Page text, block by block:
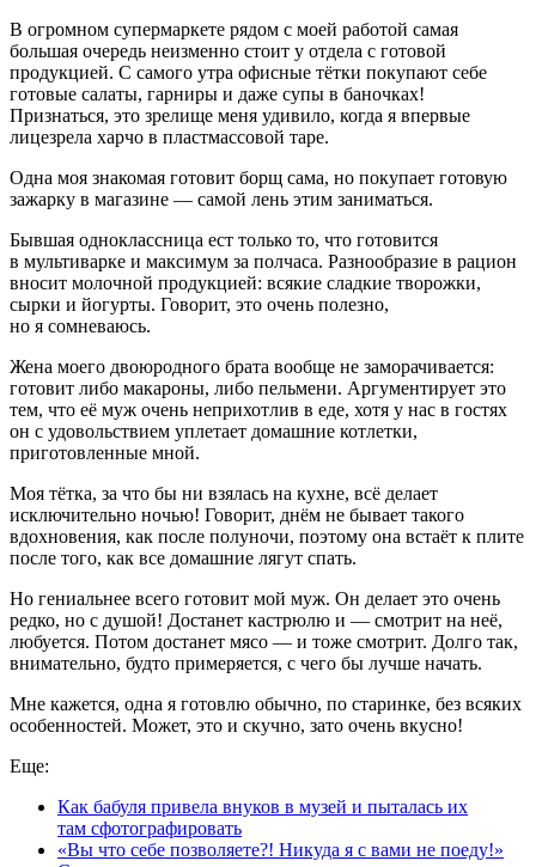
В огромном супермаркете рядом с моей работой самая
большая очередь неизменно стоит у отдела с готовой
продукцией. С самого утра офисные тётки покупают себе
готовые салаты, гарниры и даже супы в баночках!
Признаться, это зрелище меня удивило, когда я впервые
лицезрела харчо в пластмассовой таре.
Одна моя знакомая готовит борщ сама, но покупает готовую
зажарку в магазине — самой лень этим заниматься.
Бывшая одноклассница ест только то, что готовится
в мультиварке и максимум за полчаса. Разнообразие в рацион
вносит молочной продукцией: всякие сладкие творожки,
сырки и йогурты. Говорит, это очень полезно,
но я сомневаюсь.
Жена моего двоюродного брата вообще не заморачивается:
готовит либо макароны, либо пельмени. Аргументирует это
тем, что её муж очень неприхотлив в еде, хотя у нас в гостях
он с удовольствием уплетает домашние котлетки,
приготовленные мной.
Моя тётка, за что бы ни взялась на кухне, всё делает
исключительно ночью! Говорит, днём не бывает такого
вдохновения, как после полуночи, поэтому она встаёт к плите
после того, как все домашние лягут спать.
Но гениальнее всего готовит мой муж. Он делает это очень
редко, но с душой! Достанет кастрюлю и — смотрит на неё,
любуется. Потом достанет мясо — и тоже смотрит. Долго так,
внимательно, будто примеряется, с чего бы лучше начать.
Мне кажется, одна я готовлю обычно, по старинке, без всяких
особенностей. Может, это и скучно, зато очень вкусно!
Еще:
Как бабуля привела внуков в музей и пыталась их
там сфотографировать
«Вы что себе позволяете?! Никуда я с вами не поеду!»